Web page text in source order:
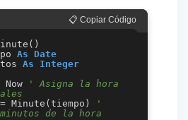
📋 Copiar Código
As
Date
As
Integer
Now
' Asigna la hora
= Minute(tiempo)
'
de la hora